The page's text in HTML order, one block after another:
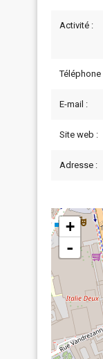
Activité :
Téléphone
E-mail :
Site web :
Adresse :
+
-